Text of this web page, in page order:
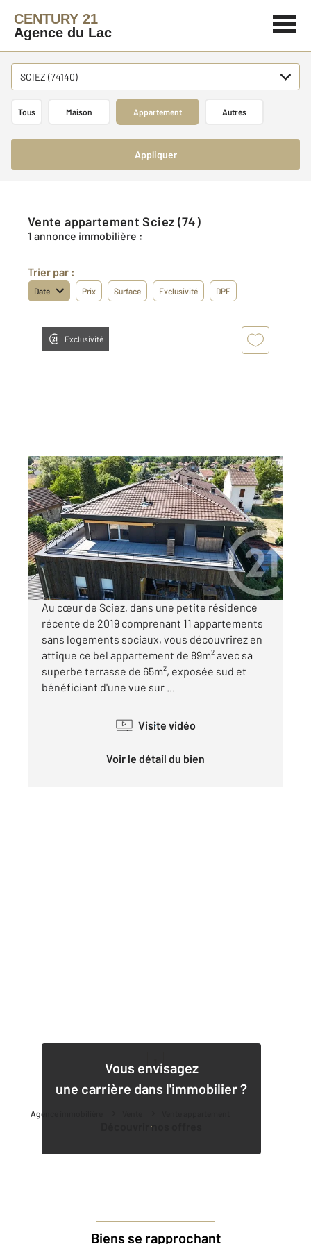
CENTURY 21
Agence du Lac
SCIEZ (74140)
Tous Maison Appartement Autres
Appliquer
Agence immobilière
Vente appartement Sciez (74)
1 annonce immobilière :
Trier par :
Date Prix Surface Exclusivité DPE
Exclusivité
SCIEZ 74
89,06 m2, 3 pièces
Ref : 159771
Appartement T3 à vendre
450 000 €
Visiter le site dédié
Au cœur de Sciez, dans une petite résidence
récente de 2019 comprenant 11 appartements
sans logements sociaux, vous découvrirez en
attique ce bel appartement de 89m² avec sa
superbe terrasse de 65m², exposée sud et
bénéficiant d'une vue sur ...
Visite vidéo
Voir le détail du bien
Vous envisagez
une carrière dans l'immobilier ?
Découvrir nos offres
Biens se rapprochant